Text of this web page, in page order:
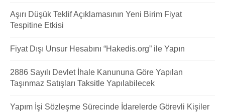
Aşırı Düşük Teklif Açıklamasının Yeni Birim Fiyat
Tespitine Etkisi
Fiyat Dışı Unsur Hesabını “Hakedis.org” ile Yapın
2886 Sayılı Devlet İhale Kanununa Göre Yapılan
Taşınmaz Satışları Taksitle Yapılabilecek
Yapım İşi Sözleşme Sürecinde İdarelerde Görevli Kişiler